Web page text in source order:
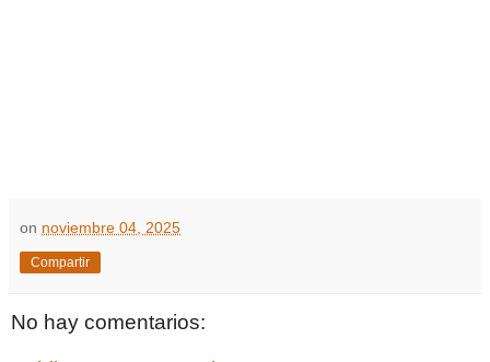
on noviembre 04, 2025
Compartir
No hay comentarios: